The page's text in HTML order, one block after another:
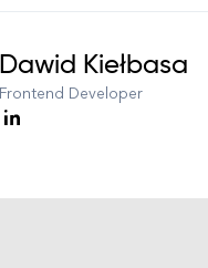
Dawid Kiełbasa
Frontend Developer